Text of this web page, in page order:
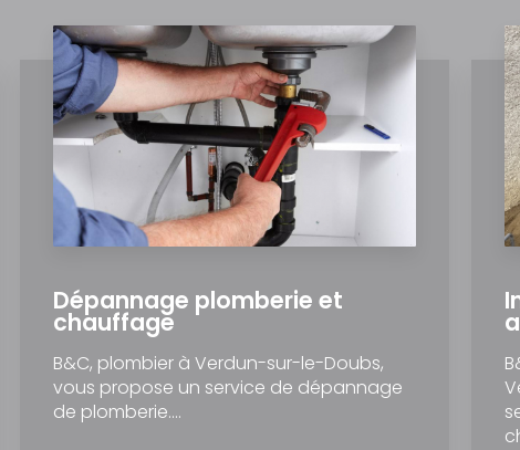
Dépannage plomberie et
chauffage
B&C, plombier à Verdun-sur-le-Doubs,
vous propose un service de dépannage
de plomberie....